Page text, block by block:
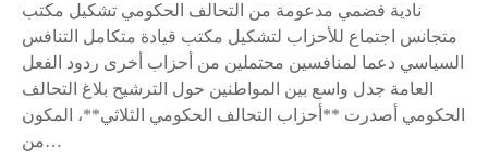
نادية فضمي مدعومة من التحالف الحكومي تشكيل مكتب
متجانس اجتماع للأحزاب لتشكيل مكتب قيادة متكامل التنافس
السياسي دعما لمنافسين محتملين من أحزاب أخرى ردود الفعل
العامة جدل واسع بين المواطنين حول الترشيح بلاغ التحالف
الحكومي أصدرت **أحزاب التحالف الحكومي الثلاثي**، المكون
من…